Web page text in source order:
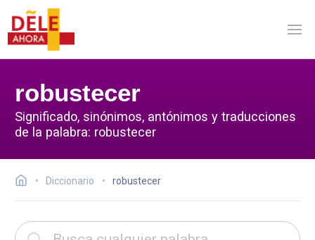
robustecer
Significado, sinónimos, antónimos y traducciones
de la palabra: robustecer
Diccionario robustecer